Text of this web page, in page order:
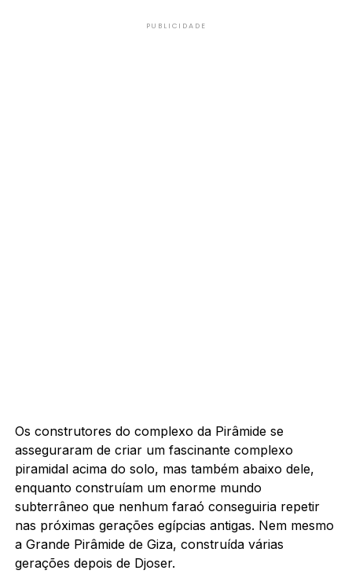
PUBLICIDADE
Os construtores do complexo da Pirâmide se
asseguraram de criar um fascinante complexo
piramidal acima do solo, mas também abaixo dele,
enquanto construíam um enorme mundo
subterrâneo que nenhum faraó conseguiria repetir
nas próximas gerações egípcias antigas. Nem mesmo
a Grande Pirâmide de Giza, construída várias
gerações depois de Djoser.